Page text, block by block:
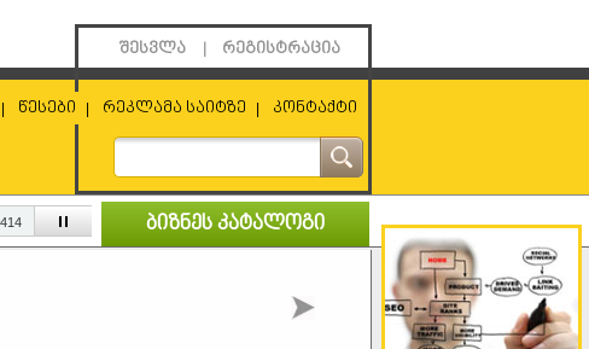
შესვლა რეგისტრაცია
წესები რეკლამა საიტზე კონტაქტი
ბიზნეს კატალოგი